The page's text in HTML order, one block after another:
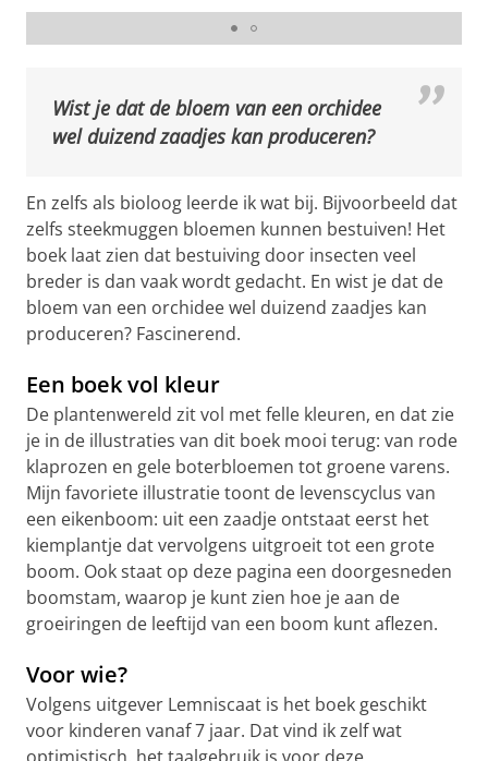
Wist je dat de bloem van een orchidee
wel duizend zaadjes kan produceren?
En zelfs als bioloog leerde ik wat bij. Bijvoorbeeld dat
zelfs steekmuggen bloemen kunnen bestuiven! Het
boek laat zien dat bestuiving door insecten veel
breder is dan vaak wordt gedacht. En wist je dat de
bloem van een orchidee wel duizend zaadjes kan
produceren? Fascinerend.
Een boek vol kleur
De plantenwereld zit vol met felle kleuren, en dat zie
je in de illustraties van dit boek mooi terug: van rode
klaprozen en gele boterbloemen tot groene varens.
Mijn favoriete illustratie toont de levenscyclus van
een eikenboom: uit een zaadje ontstaat eerst het
kiemplantje dat vervolgens uitgroeit tot een grote
boom. Ook staat op deze pagina een doorgesneden
boomstam, waarop je kunt zien hoe je aan de
groeiringen de leeftijd van een boom kunt aflezen.
Voor wie?
Volgens uitgever Lemniscaat is het boek geschikt
voor kinderen vanaf 7 jaar. Dat vind ik zelf wat